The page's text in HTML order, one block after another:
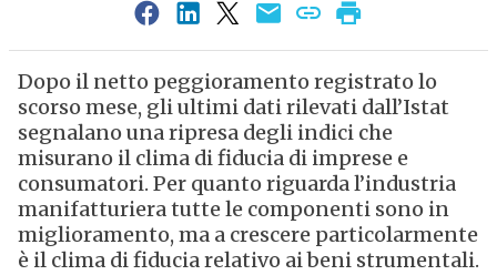
Dopo il netto peggioramento registrato lo
scorso mese, gli ultimi dati rilevati dall’Istat
segnalano una ripresa degli indici che
misurano il clima di fiducia di imprese e
consumatori. Per quanto riguarda l’industria
manifatturiera tutte le componenti sono in
miglioramento, ma a crescere particolarmente
è il clima di fiducia relativo ai beni strumentali.